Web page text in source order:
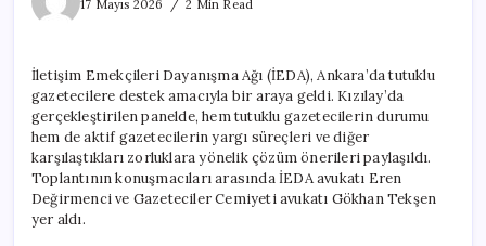
17 Mayıs 2026
2 Min Read
Tutuklu
Gazeteciler
İçin
Bir
Araya
Geldi
için
İletişim Emekçileri Dayanışma Ağı (İEDA), Ankara’da tutuklu
gazetecilere destek amacıyla bir araya geldi. Kızılay’da
gerçekleştirilen panelde, hem tutuklu gazetecilerin durumu
hem de aktif gazetecilerin yargı süreçleri ve diğer
karşılaştıkları zorluklara yönelik çözüm önerileri paylaşıldı.
Toplantının konuşmacıları arasında İEDA avukatı Eren
Değirmenci ve Gazeteciler Cemiyeti avukatı Gökhan Tekşen
yer aldı.